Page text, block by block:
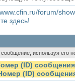
forum/
здесь!
используя
(ID) сообщения
(ID)